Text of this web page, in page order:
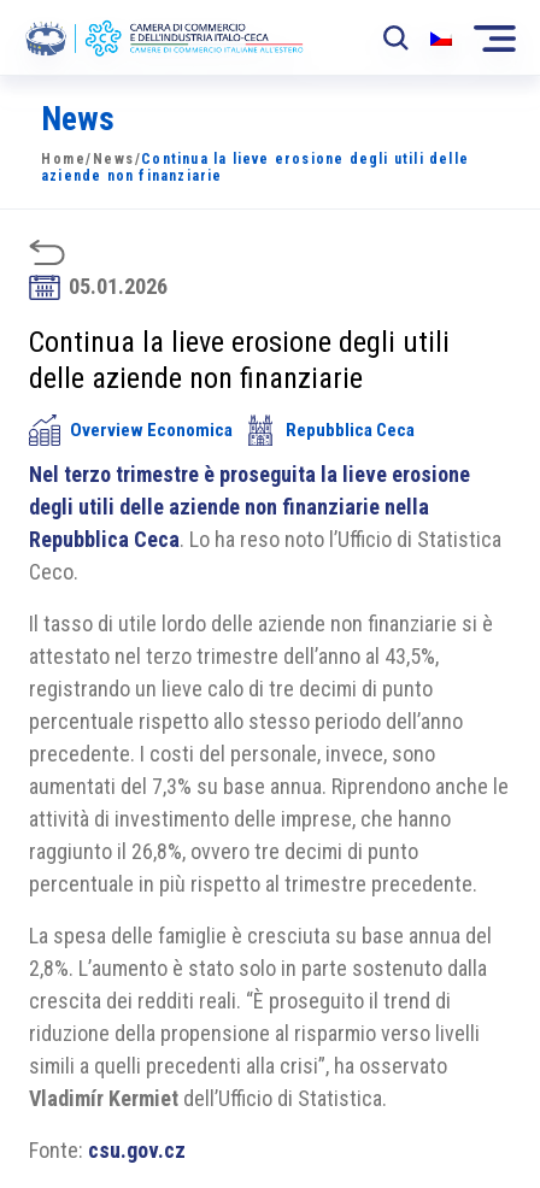
La Camera
News
Sviluppo Mercato
Soci
Partner
Progetti
Area riservata
News
Home/ News/Continua la lieve erosione degli utili delle
aziende non finanziarie
05.01.2026
Continua la lieve erosione degli utili
delle aziende non finanziarie
Overview Economica Repubblica Ceca
Nel terzo trimestre è proseguita la lieve erosione
degli utili delle aziende non finanziarie nella
Repubblica Ceca. Lo ha reso noto l’Ufficio di Statistica
Ceco.
Il tasso di utile lordo delle aziende non finanziarie si è
attestato nel terzo trimestre dell’anno al 43,5%,
registrando un lieve calo di tre decimi di punto
percentuale rispetto allo stesso periodo dell’anno
precedente. I costi del personale, invece, sono
aumentati del 7,3% su base annua. Riprendono anche le
attività di investimento delle imprese, che hanno
raggiunto il 26,8%, ovvero tre decimi di punto
percentuale in più rispetto al trimestre precedente.
La spesa delle famiglie è cresciuta su base annua del
2,8%. L’aumento è stato solo in parte sostenuto dalla
crescita dei redditi reali. “È proseguito il trend di
riduzione della propensione al risparmio verso livelli
simili a quelli precedenti alla crisi”, ha osservato
Vladimír Kermiet dell’Ufficio di Statistica.
Fonte: csu.gov.cz